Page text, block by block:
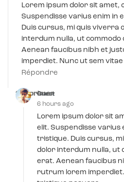
Lorem ipsum dolor sit amet,
Suspendisse varius enim in
Duis cursus, mi quis viverra
interdum nulla, ut commodo
Aenean faucibus nibh et
imperdiet. Nunc ut sem
Répondre
Guest
6 hours ago
Supprimer
Lorem ipsum dolor sit
elit. Suspendisse varius
tristique. Duis cursus,
dolor interdum nulla, ut
erat. Aenean faucibus
rutrum lorem